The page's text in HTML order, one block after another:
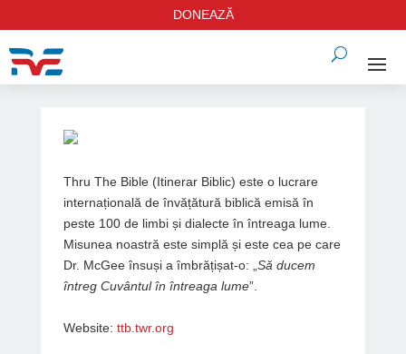
DONEAZĂ
Thru The Bible (Itinerar Biblic) este o lucrare
internațională de învățătură biblică emisă în
peste 100 de limbi și dialecte în întreaga lume.
Misunea noastră este simplă și este cea pe care
Dr. McGee însuși a îmbrățișat-o: „ Să ducem
întreg Cuvântul în întreaga lume”.
Website: ttb.twr.org